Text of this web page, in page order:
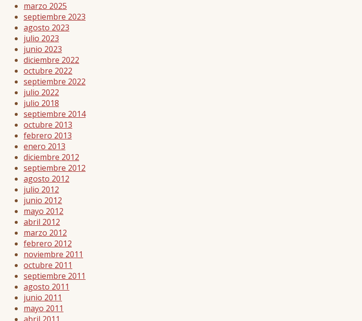
marzo 2025
septiembre 2023
agosto 2023
julio 2023
junio 2023
diciembre 2022
octubre 2022
septiembre 2022
julio 2022
julio 2018
septiembre 2014
octubre 2013
febrero 2013
enero 2013
diciembre 2012
septiembre 2012
agosto 2012
julio 2012
junio 2012
mayo 2012
abril 2012
marzo 2012
febrero 2012
noviembre 2011
octubre 2011
septiembre 2011
agosto 2011
junio 2011
mayo 2011